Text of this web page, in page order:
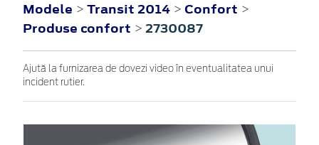
Modele > Transit 2014 > Confort >
Produse confort > 2730087
Ajută la furnizarea de dovezi video în eventualitatea unui
incident rutier.